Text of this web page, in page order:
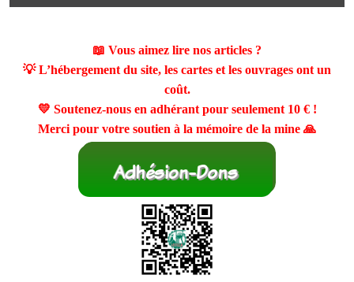
📖 Vous aimez lire nos articles ?
💡 L’hébergement du site, les cartes et les ouvrages ont un
coût.
💛 Soutenez-nous en adhérant pour seulement 10 €!
Merci pour votre soutien à la mémoire de la mine 🙏